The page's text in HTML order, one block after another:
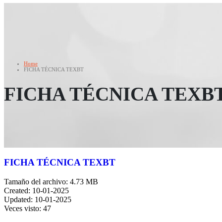
Home
FICHA TÉCNICA TEXBT
FICHA TÉCNICA
FICHA TÉCNICA TEXBT
Tamaño del archivo: 4.73 MB
Created: 10-01-2025
Updated: 10-01-2025
Veces visto: 47